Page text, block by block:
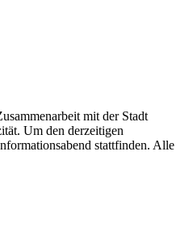
mit der Stadt
Um den derzeitigen
stattfinden. Alle